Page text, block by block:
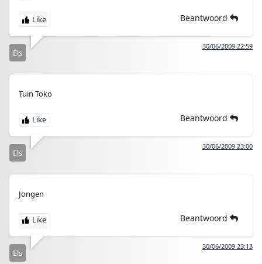
Beantwoord
30/06/2009 22:59
Els
Tuin Toko
Beantwoord
30/06/2009 23:00
Els
Jongen
Beantwoord
30/06/2009 23:13
Els